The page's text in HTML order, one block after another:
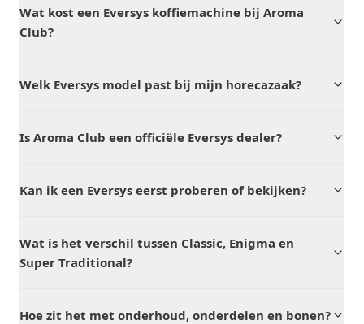
Wat kost een Eversys koffiemachine bij Aroma
Club?
Welk Eversys model past bij mijn horecazaak?
Is Aroma Club een officiële Eversys dealer?
Kan ik een Eversys eerst proberen of bekijken?
Wat is het verschil tussen Classic, Enigma en
Super Traditional?
Hoe zit het met onderhoud, onderdelen en bonen?